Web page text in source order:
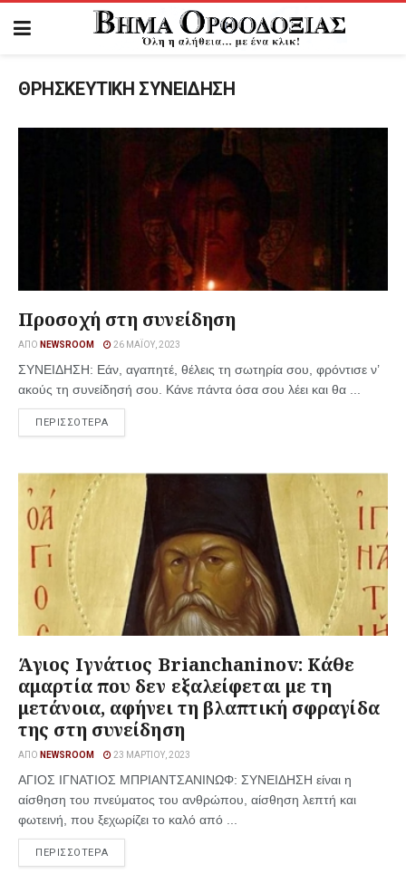
ΘΡΗΣΚΕΥΤΙΚΗ ΣΥΝΕΙΔΗΣΗ
Προσοχή στη συνείδηση
ΑΠΌ NEWSROOM 26 ΜΑΪ́ΟΥ, 2023
ΣΥΝΕΙΔΗΣΗ: Εάν, αγαπητέ, θέλεις τη σωτηρία σου, φρόντισε ν’
ακούς τη συνείδησή σου. Κάνε πάντα όσα σου λέει και θα ...
ΠΕΡΙΣΣΟΤΕΡΑ
Άγιος Ιγνάτιος Brianchaninov: Κάθε
αμαρτία που δεν εξαλείφεται με τη
μετάνοια, αφήνει τη βλαπτική σφραγίδα
της στη συνείδηση
ΑΠΌ NEWSROOM 23 ΜΑΡΤΊΟΥ, 2023
ΑΓΙΟΣ ΙΓΝΑΤΙΟΣ ΜΠΡΙΑΝΤΣΑΝΙΝΩΦ: ΣΥΝΕΙΔΗΣΗ είναι η
αίσθηση του πνεύματος του ανθρώπου, αίσθηση λεπτή και
φωτεινή, που ξεχωρίζει το καλό από ...
ΠΕΡΙΣΣΟΤΕΡΑ